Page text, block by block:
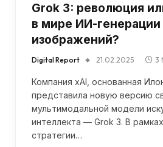
Grok 3: революция
в мире ИИ-генерации
изображений?
Digital Report 21.02.2025 3
Компания xAI, основанная
представила новую версию
мультимодальной модели
интеллекта — Grok 3. В
стратегии…